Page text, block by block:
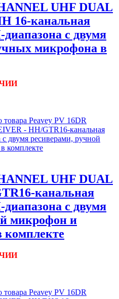
UHF DUAL
16-канальная
с двумя
микрофона в
UHF DUAL
канальная
с двумя
микрофон и
комплекте